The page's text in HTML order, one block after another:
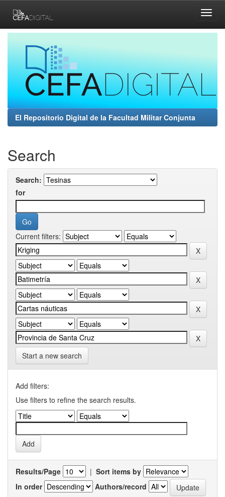
navigation
El Repositorio Digital de la Facultad Militar Conjunta
Search
Search:
for
Current filters:
Start a new search
Add filters:
Use filters to refine the search results.
Results/Page | Sort items by
In order
Authors/record